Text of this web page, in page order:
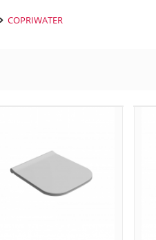
COPRIWATER